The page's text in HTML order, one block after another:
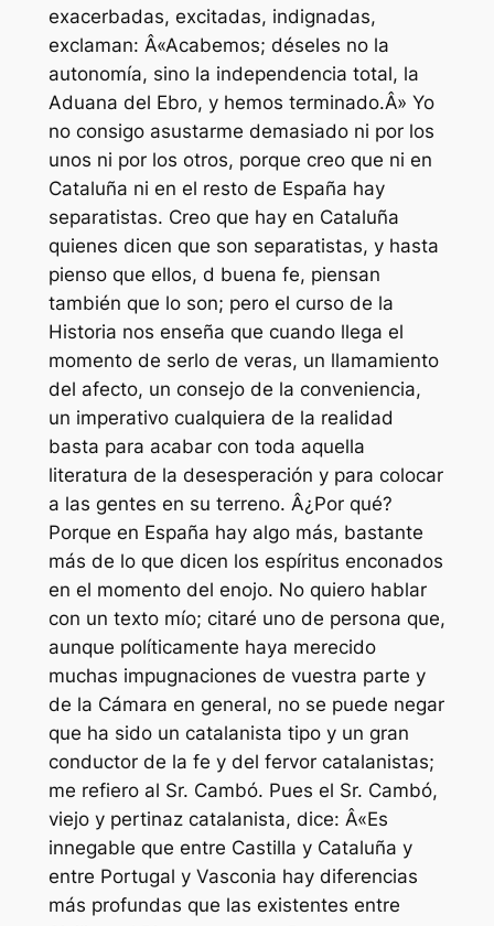
exacerbadas, excitadas, indignadas,
exclaman: Â«Acabemos; déseles no la
autonomía, sino la independencia total, la
Aduana del Ebro, y hemos terminado.Â» Yo
no consigo asustarme demasiado ni por los
unos ni por los otros, porque creo que ni en
Cataluña ni en el resto de España hay
separatistas. Creo que hay en Cataluña
quienes dicen que son separatistas, y hasta
pienso que ellos, d buena fe, piensan
también que lo son; pero el curso de la
Historia nos enseña que cuando llega el
momento de serlo de veras, un llamamiento
del afecto, un consejo de la conveniencia,
un imperativo cualquiera de la realidad
basta para acabar con toda aquella
literatura de la desesperación y para colocar
a las gentes en su terreno. Â¿Por qué?
Porque en España hay algo más, bastante
más de lo que dicen los espíritus enconados
en el momento del enojo. No quiero hablar
con un texto mío; citaré uno de persona que,
aunque políticamente haya merecido
muchas impugnaciones de vuestra parte y
de la Cámara en general, no se puede negar
que ha sido un catalanista tipo y un gran
conductor de la fe y del fervor catalanistas;
me refiero al Sr. Cambó. Pues el Sr. Cambó,
viejo y pertinaz catalanista, dice: Â«Es
innegable que entre Castilla y Cataluña y
entre Portugal y Vasconia hay diferencias
más profundas que las existentes entre